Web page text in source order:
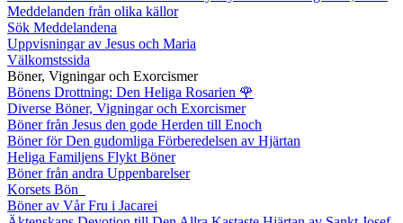
Meddelanden från olika källor
Sök Meddelandena
Uppvisningar av Jesus och Maria
Välkomstssida
Böner, Vigningar och Exorcismer
Bönens Drottning: Den Heliga Rosarien 🌹
Diverse Böner, Vigningar och Exorcismer
Böner från Jesus den gode Herden till Enoch
Böner för Den gudomliga Förberedelsen av Hjärtan
Heliga Familjens Flykt Böner
Böner från andra Uppenbarelser
Korsets Bön
Böner av Vår Fru i Jacarei